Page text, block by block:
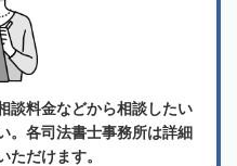
談料金などから相談したい
。各司法書士事務所は詳細
ただけます。